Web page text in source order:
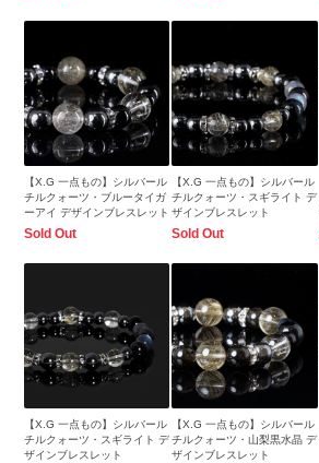
【X.G 一点もの】シルバール
チルクォーツ・ブルータイガ
ーアイ デザインブレスレット
Sold Out
【X.G 一点もの】シルバール
チルクォーツ・スギライト デ
ザインブレスレット
Sold Out
【X.G 一点もの】シルバール
チルクォーツ・スギライト デ
ザインブレスレット
【X.G 一点もの】シルバール
チルクォーツ・山梨黒水晶 デ
ザインブレスレット